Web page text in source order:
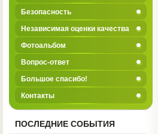
Безопасность
Независимая оценки качества
Фотоальбом
Вопрос-ответ
Большое спасибо!
Контакты
ПОСЛЕДНИЕ СОБЫТИЯ